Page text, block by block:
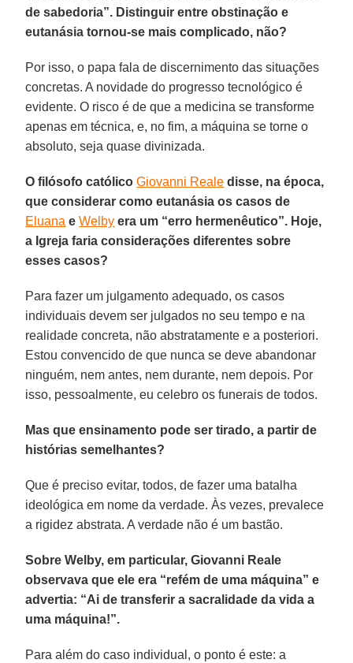
de sabedoria”. Distinguir entre obstinação e
eutanásia tornou-se mais complicado, não?
Por isso, o papa fala de discernimento das situações
concretas. A novidade do progresso tecnológico é
evidente. O risco é de que a medicina se transforme
apenas em técnica, e, no fim, a máquina se torne o
absoluto, seja quase divinizada.
O filósofo católicoGiovanni Reale disse, na época,
que considerar como eutanásia os casos de
Eluana eWelby era um “erro hermenêutico”. Hoje,
a Igreja faria considerações diferentes sobre
esses casos?
Para fazer um julgamento adequado, os casos
individuais devem ser julgados no seu tempo e na
realidade concreta, não abstratamente e a posteriori.
Estou convencido de que nunca se deve abandonar
ninguém, nem antes, nem durante, nem depois. Por
isso, pessoalmente, eu celebro os funerais de todos.
Mas que ensinamento pode ser tirado, a partir de
histórias semelhantes?
Que é preciso evitar, todos, de fazer uma batalha
ideológica em nome da verdade. Às vezes, prevalece
a rigidez abstrata. A verdade não é um bastão.
Sobre Welby, em particular, Giovanni Reale
observava que ele era “refém de uma máquina” e
advertia: “Ai de transferir a sacralidade da vida a
uma máquina!”.
Para além do caso individual, o ponto é este: a